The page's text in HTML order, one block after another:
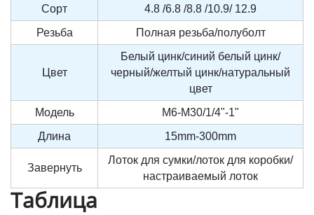
Сорт
4.8 /6.8 /8.8 /10.9/ 12.9
Резьба
Полная резьба/полуболт
Цвет
Белый цинк/синий белый цинк/
черный/желтый цинк/натуральный
цвет
Модель
M6-M30/1/4"-1"
Длина
15mm-300mm
Завернуть
Лоток для сумки/лоток для коробки/
настраиваемый лоток
Таблица